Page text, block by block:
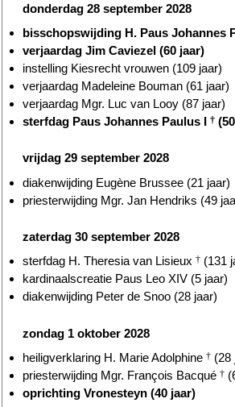
donderdag 28 september 2028
bisschopswijding H. Paus Johannes
verjaardag Jim Caviezel (60 jaar)
instelling Kiesrecht vrouwen (109 jaar)
verjaardag Madeleine Bouman (61 jaar)
verjaardag Mgr. Luc van Looy (87 jaar)
sterfdag Paus Johannes Paulus I †
vrijdag 29 september 2028
diakenwijding Eugène Brussee (21 jaar)
priesterwijding Mgr. Jan Hendriks (49
zaterdag 30 september 2028
sterfdag H. Theresia van Lisieux † (131
kardinaalscreatie Paus Leo XIV (5 jaar)
diakenwijding Peter de Snoo (28 jaar)
zondag 1 oktober 2028
heiligverklaring H. Marie Adolphine † (28
priesterwijding Mgr. François Bacqué †
oprichting Vronesteyn (40 jaar)